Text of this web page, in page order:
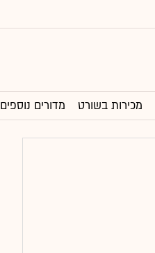
מכירות בשורט מדורים נוספים